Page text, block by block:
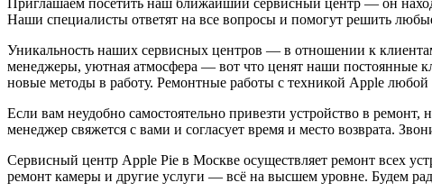
Наши специалисты ответят на все вопросы и помогут решить
Уникальность наших сервисных центров — в отношении к
менеджеры, уютная атмосфера — вот что ценят наши постоянные
новые методы в работу. Ремонтные работы с техникой Apple
Если вам неудобно самостоятельно привезти устройство в ремонт,
менеджер свяжется с вами и согласует время и место возврата.
Сервисный центр Apple Pie в Москве осуществляет ремонт всех
ремонт камеры и другие услуги — всё на высшем уровне. Будем